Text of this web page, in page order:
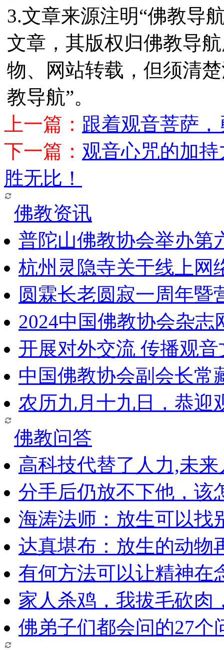
3.文章来源注明“佛教导
文章，其版权归佛教导
物、网站转载，但须清
教导航”。
上一篇： 跟着观音菩萨
下一篇： 观音心咒的加
胜无比！
佛教资讯
普陀山佛教协会举办第
杭州灵隐寺关于线上网
圆霖长老圆寂一周年暨
2024中国佛教协会杂志
开展对外交流 传播观
中国佛教协会副会长常
农历九月十九日，恭迎
佛教问答
高科技代替了人力,未
分手后仍放不下他，该
海涛法师：放生可以找
达真堪布：放生的动物
有何方法可以让精神在
家人杀鸡，我拔毛砍肉
佛弟子们都会问的27个